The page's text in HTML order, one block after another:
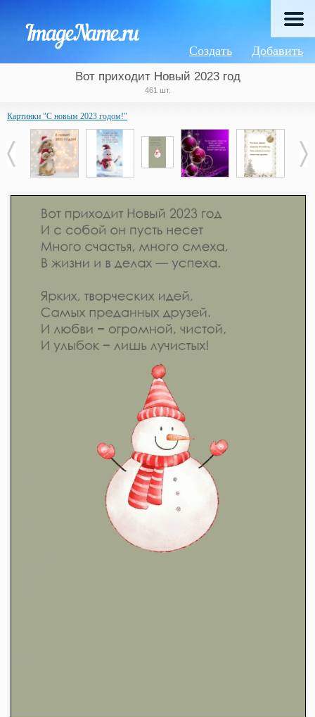
Добавить
Создать
Вот приходит Новый 2023 год
461 шт.
Картинки "С новым 2023 годом!"